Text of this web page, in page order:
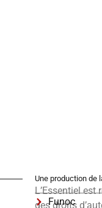
Une production de
L’Essentiel est
des droits
Funoc